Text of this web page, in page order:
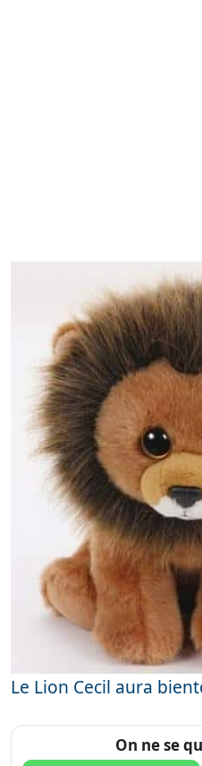
Le Lion Cecil aura
On ne se